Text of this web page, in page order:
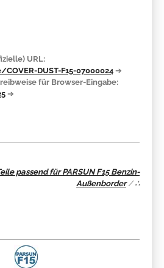
URL:
DUST-F15-07000024 ➔
für Browser-Eingabe:
➔
passend für PARSUN F15 Benzin-
Außenborder/∴